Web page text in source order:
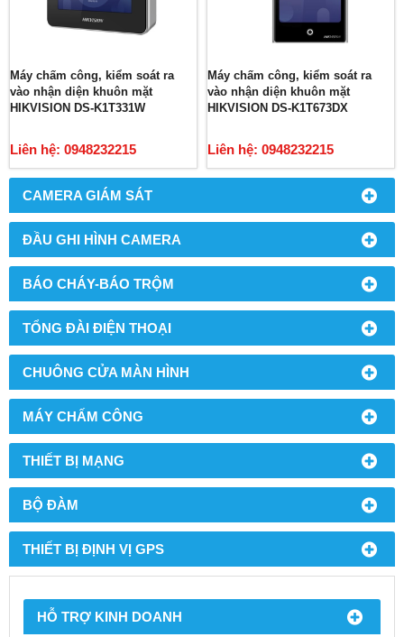
CAMERA GIÁM SÁT
ĐẦU GHI HÌNH CAMERA
BÁO CHÁY-BÁO TRỘM
TỔNG ĐÀI ĐIỆN THOẠI
CHUÔNG CỬA MÀN HÌNH
MÁY CHẤM CÔNG
THIẾT BỊ MẠNG
BỘ ĐÀM
THIẾT BỊ ĐỊNH VỊ GPS
HỖ TRỢ KINH DOANH
Máy chấm công, kiểm soát ra
vào nhận diện khuôn mặt
HIKVISION DS-K1T331W
Liên hệ: 0948232215
Máy chấm công, kiểm soát ra
vào nhận diện khuôn mặt
HIKVISION DS-K1T673DX
Liên hệ: 0948232215